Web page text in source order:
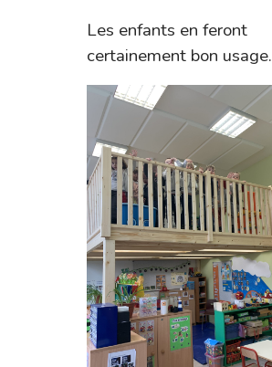
Les enfants en feront
certainement bon usage.